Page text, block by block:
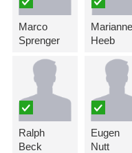
Marco
Sprenger
Ralph
Beck
Marianne
Heeb
Eugen
Nutt